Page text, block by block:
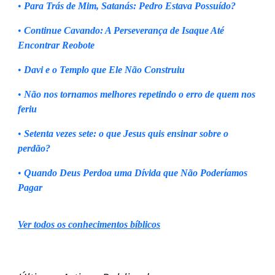
• Para Trás de Mim, Satanás: Pedro Estava Possuído?
• Continue Cavando: A Perseverança de Isaque Até
Encontrar Reobote
• Davi e o Templo que Ele Não Construiu
• Não nos tornamos melhores repetindo o erro de quem nos
feriu
• Setenta vezes sete: o que Jesus quis ensinar sobre o
perdão?
• Quando Deus Perdoa uma Dívida que Não Poderíamos
Pagar
Ver todos os conhecimentos bíblicos